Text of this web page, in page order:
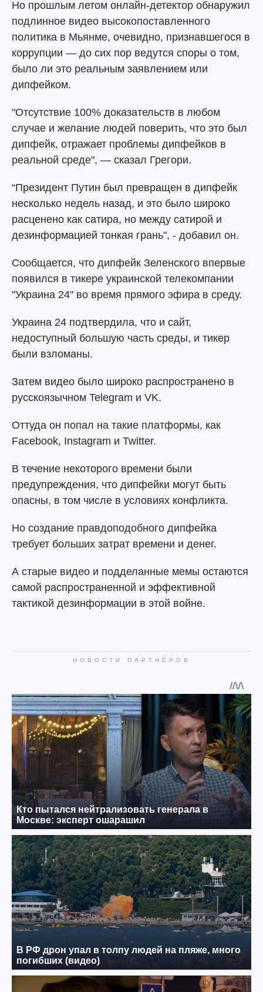
Но прошлым летом онлайн-детектор обнаружил
подлинное видео высокопоставленного
политика в Мьянме, очевидно, признавшегося в
коррупции — до сих пор ведутся споры о том,
было ли это реальным заявлением или
дипфейком.
"Отсутствие 100% доказательств в любом
случае и желание людей поверить, что это был
дипфейк, отражает проблемы дипфейков в
реальной среде", — сказал Грегори.
“Президент Путин был превращен в дипфейк
несколько недель назад, и это было широко
расценено как сатира, но между сатирой и
дезинформацией тонкая грань", - добавил он.
Сообщается, что дипфейк Зеленского впервые
появился в тикере украинской телекомпании
"Украина 24" во время прямого эфира в среду.
Украина 24 подтвердила, что и сайт,
недоступный большую часть среды, и тикер
были взломаны.
Затем видео было широко распространено в
русскоязычном Telegram и VK.
Оттуда он попал на такие платформы, как
Facebook, Instagram и Twitter.
В течение некоторого времени были
предупреждения, что дипфейки могут быть
опасны, в том числе в условиях конфликта.
Но создание правдоподобного дипфейка
требует больших затрат времени и денег.
А старые видео и подделанные мемы остаются
самой распространенной и эффективной
тактикой дезинформации в этой войне.